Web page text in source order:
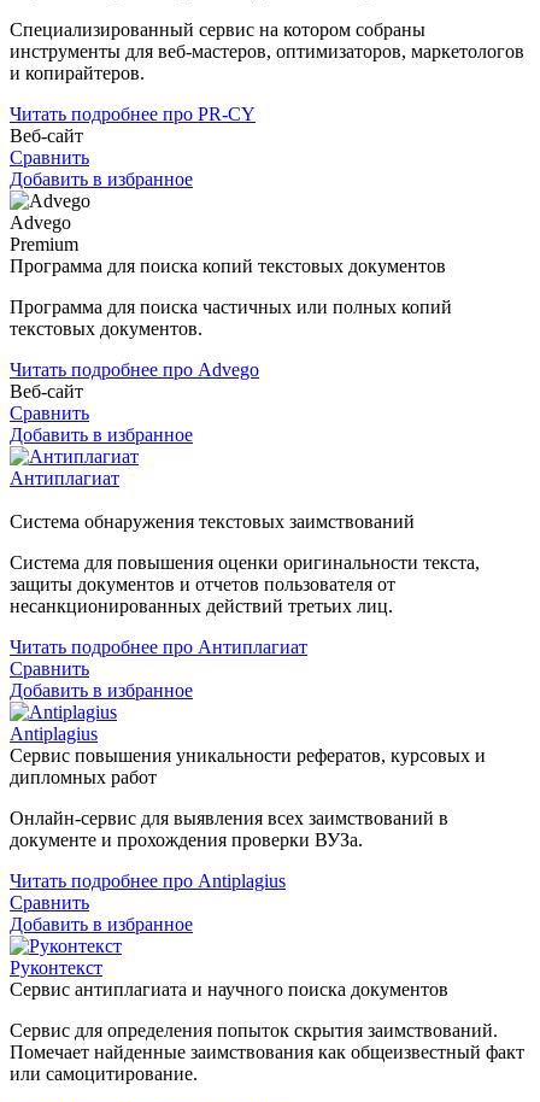
Специализированный сервис на котором собраны
инструменты для веб-мастеров, оптимизаторов, маркетологов
и копирайтеров.
Читать подробнее про PR-CY
Веб-сайт
Сравнить
Добавить в избранное
Advego
Premium
Программа для поиска копий текстовых документов
Программа для поиска частичных или полных копий
текстовых документов.
Читать подробнее про Advego
Веб-сайт
Сравнить
Добавить в избранное
Антиплагиат
Система обнаружения текстовых заимствований
Система для повышения оценки оригинальности текста,
защиты документов и отчетов пользователя от
несанкционированных действий третьих лиц.
Читать подробнее про Антиплагиат
Сравнить
Добавить в избранное
Antiplagius
Сервис повышения уникальности рефератов, курсовых и
дипломных работ
Онлайн-сервис для выявления всех заимствований в
документе и прохождения проверки ВУЗа.
Читать подробнее про Antiplagius
Сравнить
Добавить в избранное
Руконтекст
Сервис антиплагиата и научного поиска документов
Сервис для определения попыток скрытия заимствований.
Помечает найденные заимствования как общеизвестный факт
или самоцитирование.